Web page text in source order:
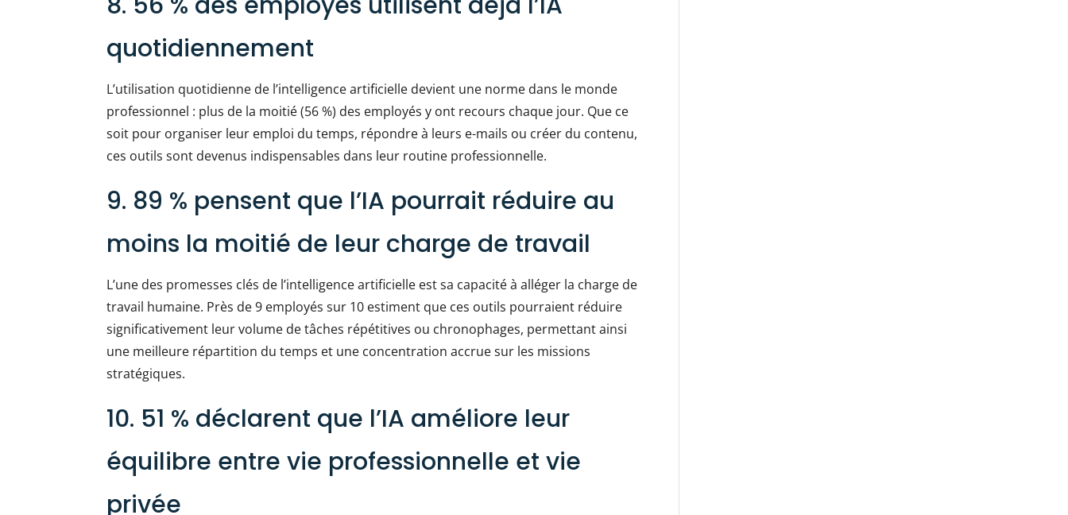
quotidiennement
L’utilisation quotidienne de l’intelligence artificielle devient une norme dans le monde
professionnel : plus de la moitié (56 %) des employés y ont recours chaque jour. Que ce
soit pour organiser leur emploi du temps, répondre à leurs e-mails ou créer du contenu,
ces outils sont devenus indispensables dans leur routine professionnelle.
9. 89 % pensent que l’IA pourrait réduire au
moins la moitié de leur charge de travail
L’une des promesses clés de l’intelligence artificielle est sa capacité à alléger la charge de
travail humaine. Près de 9 employés sur 10 estiment que ces outils pourraient réduire
significativement leur volume de tâches répétitives ou chronophages, permettant ainsi
une meilleure répartition du temps et une concentration accrue sur les missions
stratégiques.
10. 51 % déclarent que l’IA améliore leur
équilibre entre vie professionnelle et vie
privée